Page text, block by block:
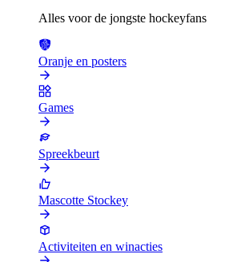
Alles voor de jongste hockeyfans
Oranje en posters
Games
Spreekbeurt
Mascotte Stockey
Activiteiten en winacties